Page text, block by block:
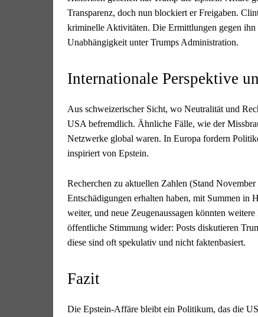
Transparenz, doch nun blockiert er Freigaben.
kriminelle Aktivitäten. Die Ermittlungen gegen
Unabhängigkeit unter Trumps Administration.
Internationale Perspektive
Aus schweizerischer Sicht, wo Neutralität und
USA befremdlich. Ähnliche Fälle, wie der
Netzwerke global waren. In Europa fordern
inspiriert von Epstein.
Recherchen zu aktuellen Zahlen (Stand
Entschädigungen erhalten haben, mit Summen
weiter, und neue Zeugenaussagen könnten
öffentliche Stimmung wider: Posts diskutieren
diese sind oft spekulativ und nicht faktenbasiert.
Fazit
Die Epstein-Affäre bleibt ein Politikum, das die